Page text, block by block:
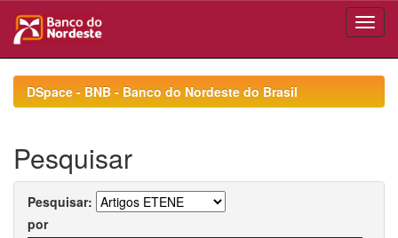
navigationDSpace - BNB - Banco do Nordeste do Brasil
Pesquisar
Pesquisar:
por